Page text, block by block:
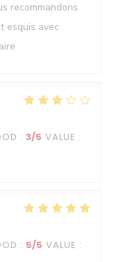
recommandons
esquis avec
: 3/5 VALUE :
: 5/5 VALUE :